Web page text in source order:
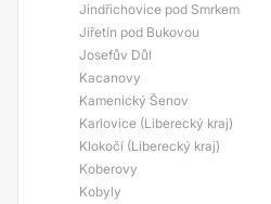
Jindřichovice pod Smrkem
Jiřetín pod Bukovou
Josefův Důl
Kacanovy
Kamenický Šenov
Karlovice (Liberecký kraj)
Klokočí (Liberecký kraj)
Koberovy
Kobyly